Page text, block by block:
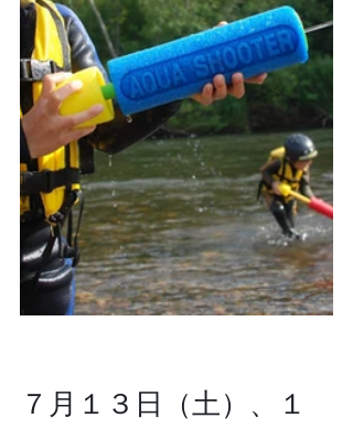
７月１３日（土）、１